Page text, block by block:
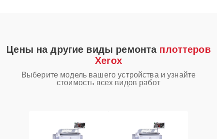
Цены на другие виды ремонта плоттеров
Xerox
Выберите модель вашего устройства и узнайте
стоимость всех видов работ